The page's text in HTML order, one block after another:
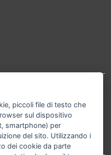
Cod. IBAN: IT 88 R
piccoli file di testo che
sul dispositivo
smartphone) per
del sito. Utilizzando i
dei cookie da parte